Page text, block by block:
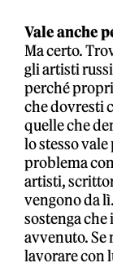
Vale anche
Ma certo.
gli artisti
perché
che dovresti
quelle che
lo stesso
problema
artisti,
vengono da
sostenga
avvenuto. Se
lavorare con